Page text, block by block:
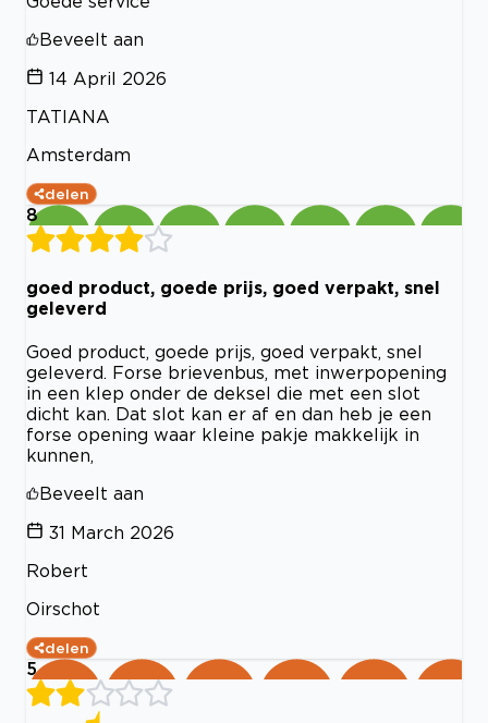
Beveelt aan
14 April 2026
TATIANA
Amsterdam
delen
8
goed product, goede prijs, goed verpakt, snel
geleverd
Goed product, goede prijs, goed verpakt, snel
geleverd. Forse brievenbus, met inwerpopening
in een klep onder de deksel die met een slot
dicht kan. Dat slot kan er af en dan heb je een
forse opening waar kleine pakje makkelijk in
kunnen,
Beveelt aan
31 March 2026
Robert
Oirschot
delen
5